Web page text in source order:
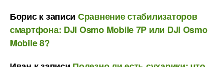
Бориск записи Сравнение стабилизаторов
смартфона: DJI Osmo Mobile 7P или DJI Osmo
Mobile 8?